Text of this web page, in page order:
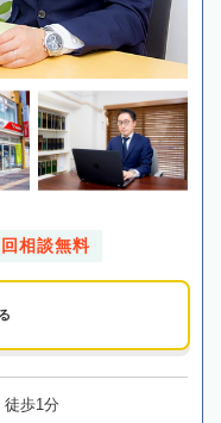
相談無料
歩1分